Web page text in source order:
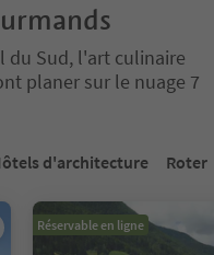
du Sud, l'art culinaire
planer sur le nuage 7
d'architecture Roter
Réservable en ligne